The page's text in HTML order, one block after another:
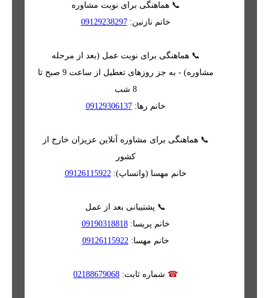
📞 هماهنگی برای نوبت مشاوره
خانم نازنین:09129238297
📞 هماهنگی برای نوبت عمل (بعد از مرحله
مشاوره) - به جز روزهای تعطیل از ساعت 9 صبح تا
8 شب
خانم رها:09129306137
📞 هماهنگی برای مشاوره آنلاین عزیزان خارج از
کشور
خانم مهسا (واتساپ):09126115922
📞 پشتیبانی بعد از عمل
خانم پریسا:09190318818
خانم مهسا:09126115922
☎ شماره ثابت: 02188679068